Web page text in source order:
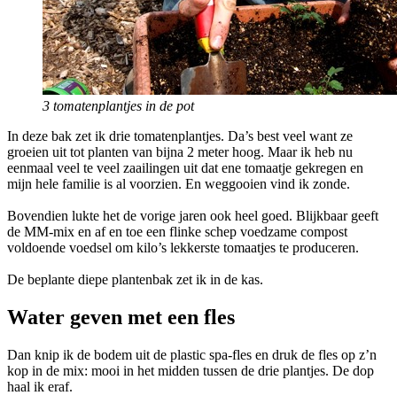
3 tomatenplantjes in de pot
In deze bak zet ik drie tomatenplantjes. Da’s best veel want ze
groeien uit tot planten van bijna 2 meter hoog. Maar ik heb nu
eenmaal veel te veel zaailingen uit dat ene tomaatje gekregen en
mijn hele familie is al voorzien. En weggooien vind ik zonde.
Bovendien lukte het de vorige jaren ook heel goed. Blijkbaar geeft
de MM-mix en af en toe een flinke schep voedzame compost
voldoende voedsel om kilo’s lekkerste tomaatjes te produceren.
De beplante diepe plantenbak zet ik in de kas.
Water geven met een fles
Dan knip ik de bodem uit de plastic spa-fles en druk de fles op z’n
kop in de mix: mooi in het midden tussen de drie plantjes. De dop
haal ik eraf.